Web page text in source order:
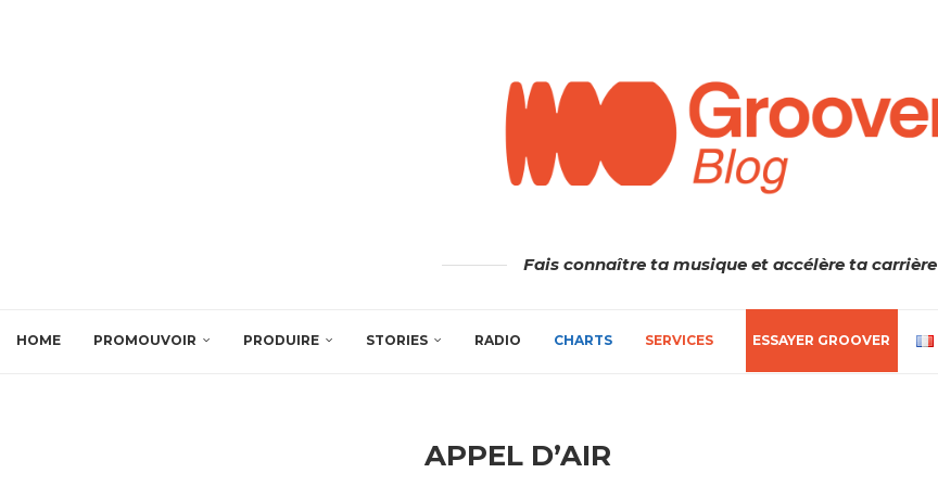
Fais connaître ta musique et accélère ta carrière
HOME PROMOUVOIR PRODUIRE STORIES RADIO CHARTS SERVICES ESSAYER GROOVER
APPEL D’AIR